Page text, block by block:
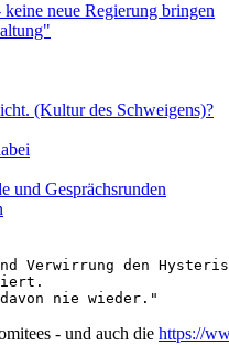
neue Regierung bringen
(Kultur des Schweigens)?
und Gesprächsrunden
Verwirrung den
nie wieder."
- und auch die https://